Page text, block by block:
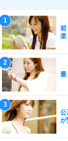
前
楽
最
公
が